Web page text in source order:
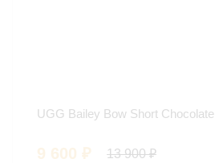
UGG Bailey Bow Short Chocolate
9 600 ₽ 13 900₽